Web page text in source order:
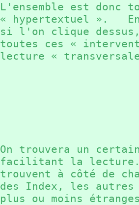
L'ensemble est donc
« hypertextuel ».
si l'on clique
toutes ces «
lecture «
On trouvera un
facilitant la lecture.
trouvent à côté de
des Index, les autres
plus ou moins